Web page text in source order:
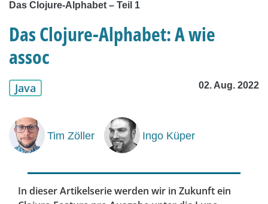
Das Clojure-Alphabet – Teil 1
Das Clojure-Alphabet: A wie
assoc
Java 02. Aug. 2022
Tim Zöller Ingo Küper
In dieser Artikelserie werden wir in Zukunft ein